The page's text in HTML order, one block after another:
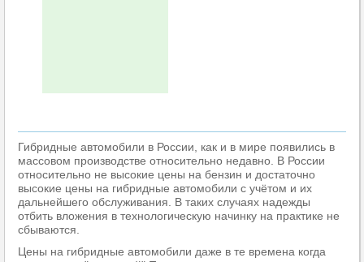
Гибридные автомобили в России, как и в мире появились в
массовом производстве относительно недавно. В России
относительно не высокие цены на бензин и достаточно
высокие цены на гибридные автомобили с учётом и их
дальнейшего обслуживания. В таких случаях надежды
отбить вложения в технологическую начинку на практике не
сбываются.
Цены на гибридные автомобили даже в те времена когда